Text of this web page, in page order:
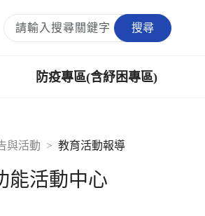
搜尋
防疫專區(含紓困專區)
與活動 教育活動報導
能活動中心